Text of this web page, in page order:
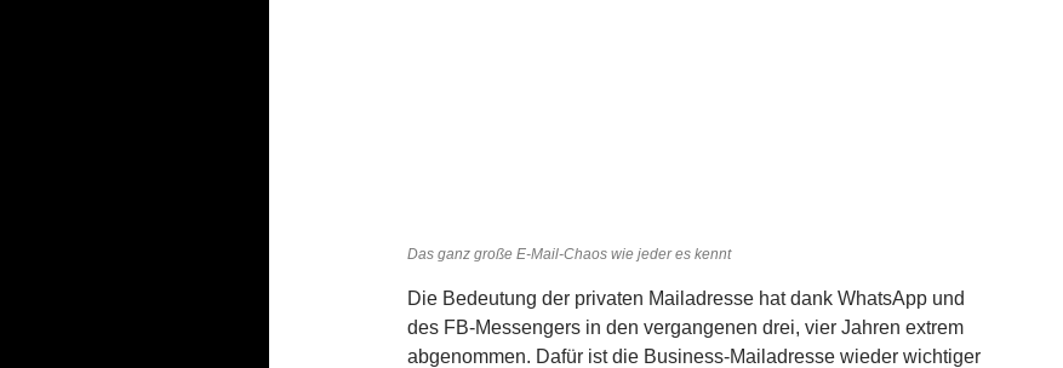
Das ganz große E-Mail-Chaos wie jeder es kennt
Die Bedeutung der privaten Mailadresse hat dank WhatsApp und
des FB-Messengers in den vergangenen drei, vier Jahren extrem
abgenommen. Dafür ist die Business-Mailadresse wieder wichtiger